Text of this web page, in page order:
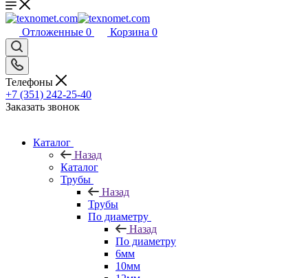
Отложенные 0 Корзина 0
Телефоны
+7 (351) 242-25-40
Заказать звонок
Каталог
Назад
Каталог
Трубы
Назад
Трубы
По диаметру
Назад
По диаметру
6мм
10мм